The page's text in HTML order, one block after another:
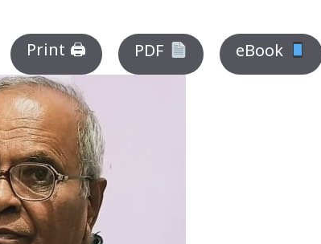
Print 🖨 PDF eBook